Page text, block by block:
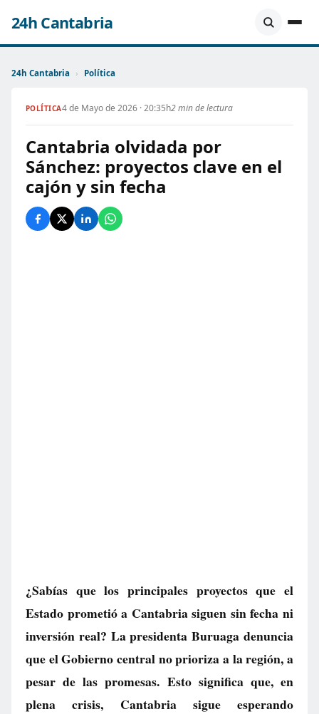
24h Cantabria
24h Cantabria › Política
POLÍTICA4 de Mayo de 2026 · 20:35h2 min de lectura
Cantabria olvidada por
Sánchez: proyectos clave en el
cajón y sin fecha
¿Sabías que los principales proyectos que el
Estado prometió a Cantabria siguen sin fecha ni
inversión real? La presidenta Buruaga denuncia
que el Gobierno central no prioriza a la región, a
pesar de las promesas. Esto significa que, en
plena crisis, Cantabria sigue esperando